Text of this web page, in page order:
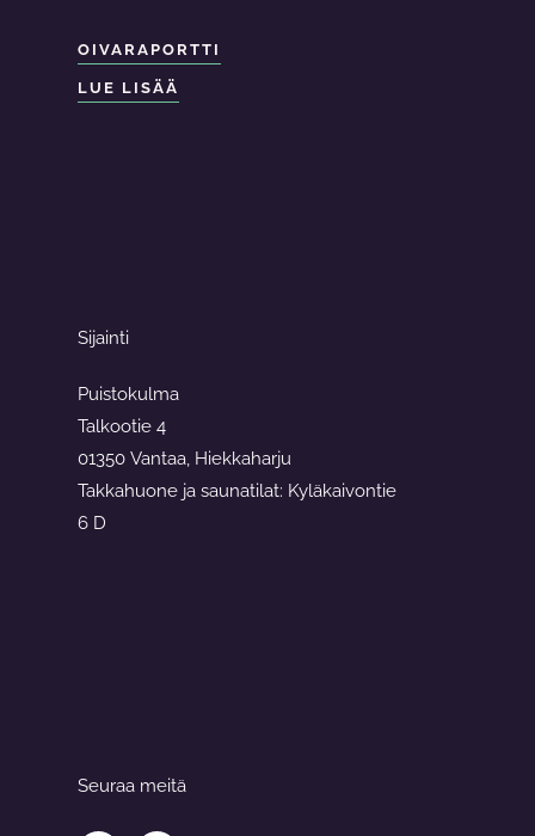
OIVARAPORTTI
LUE LISÄÄ
Sijainti
Puistokulma
Talkootie 4
01350 Vantaa, Hiekkaharju
Takkahuone ja saunatilat: Kyläkaivontie
6 D
Seuraa meitä